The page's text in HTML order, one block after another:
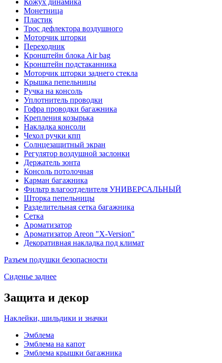
Монетница
Пластик
Трос дефлектора воздушного
Моторчик шторки
Переходник
Кронштейн блока Air bag
Кронштейн подстаканника
Моторчик шторки заднего стекла
Крышка пепельницы
Ручка на консоль
Уплотнитель проводки
Гофра проводки багажника
Крепления козырька
Накладка консоли
Чехол ручки кпп
Солнцезащитный экран
Регулятор воздушной заслонки
Держатель зонта
Консоль потолочная
Карман багажника
Фильтр влагоотделителя УНИВЕРСАЛЬНЫЙ
Шторка пепельницы
Разделительная сетка багажника
Сетка
Ароматизатор
Ароматизатор Areon "X-Version"
Декоративная накладка под климат
Разъем подушки безопасности
Сиденье заднее
Защита и декор
Наклейки, шильдики и значки
Эмблема
Эмблема на капот
Эмблема крышки багажника